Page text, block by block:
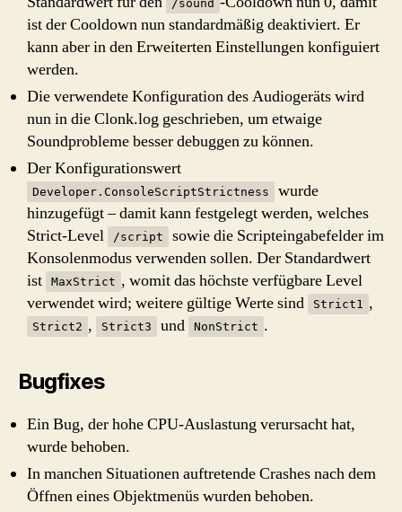
/sound
ist der Cooldown nun standardmäßig deaktiviert. Er
kann aber in den Erweiterten Einstellungen konfiguiert
werden.
Die verwendete Konfiguration des Audiogeräts wird
nun in die Clonk.log geschrieben, um etwaige
Soundprobleme besser debuggen zu können.
Der Konfigurationswert
Developer.ConsoleScriptStrictness
wurde
hinzugefügt – damit kann festgelegt werden, welches
Strict-Level
/script
sowie die Scripteingabefelder im
Konsolenmodus verwenden sollen. Der Standardwert
ist
MaxStrict , womit das höchste verfügbare Level
verwendet wird; weitere gültige Werte sind
Strict1 ,
Strict2 , Strict3 und NonStrict .
Bugfixes
Ein Bug, der hohe CPU-Auslastung verursacht hat,
wurde behoben.
In manchen Situationen auftretende Crashes nach dem
Öffnen eines Objektmenüs wurden behoben.